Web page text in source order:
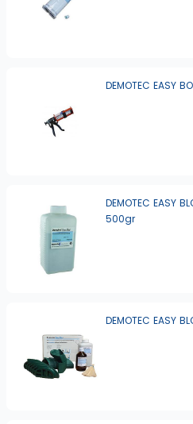
DEMOTEC EASY
DEMOTEC EASY
500gr
DEMOTEC EASY